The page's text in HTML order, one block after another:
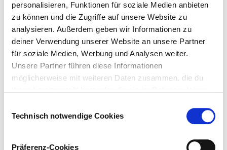
personalisieren, Funktionen für soziale Medien anbieten
zu können und die Zugriffe auf unsere Website zu
analysieren. Außerdem geben wir Informationen zu
deiner Verwendung unserer Website an unsere Partner
für soziale Medien, Werbung und Analysen weiter.
Unsere Partner führen diese Informationen
möglicherweise mit weiteren Daten zusammen, die du
Kategorien von Cookies: Technisch notwendige Cookies,
Technisch notwendige Cookies
Präferenz-Cookies